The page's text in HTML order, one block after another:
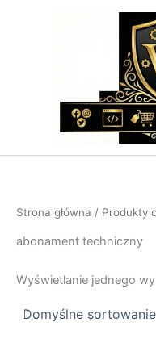
Strona główna / Produkty
abonament techniczny
Wyświetlanie jednego